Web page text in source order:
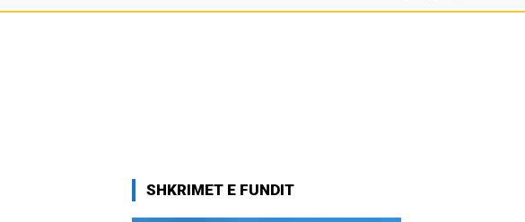
SHKRIMET E FUNDIT